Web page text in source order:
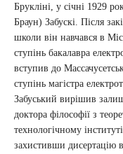
Брукліні, у січні 1929
Браун) Забускі. Після
школи він навчався в
ступінь бакалавра
вступив до
ступінь магістра
Забуський вирішив
доктора філософії з
технологічному
захистивши дисертацію в